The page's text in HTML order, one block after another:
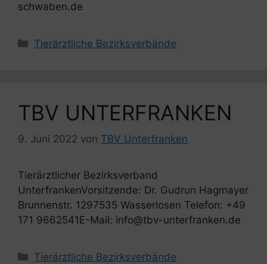
schwaben.de
Kategorien
Tierärztliche Bezirksverbände
TBV UNTERFRANKEN
9. Juni 2022 von TBV Unterfranken
Tierärztlicher Bezirksverband
UnterfrankenVorsitzende: Dr. Gudrun Hagmayer
Brunnenstr. 1297535 Wasserlosen Telefon: +49
171 9662541E-Mail: info@tbv-unterfranken.de
Kategorien
Tierärztliche Bezirksverbände